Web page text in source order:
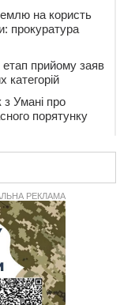
на користь
прокуратура
прийому заяв
категорій
Умані про
порятунку
загинули
в
наїхати на
відкрила
STEM: Черкаси
року
РЕКЛАМА